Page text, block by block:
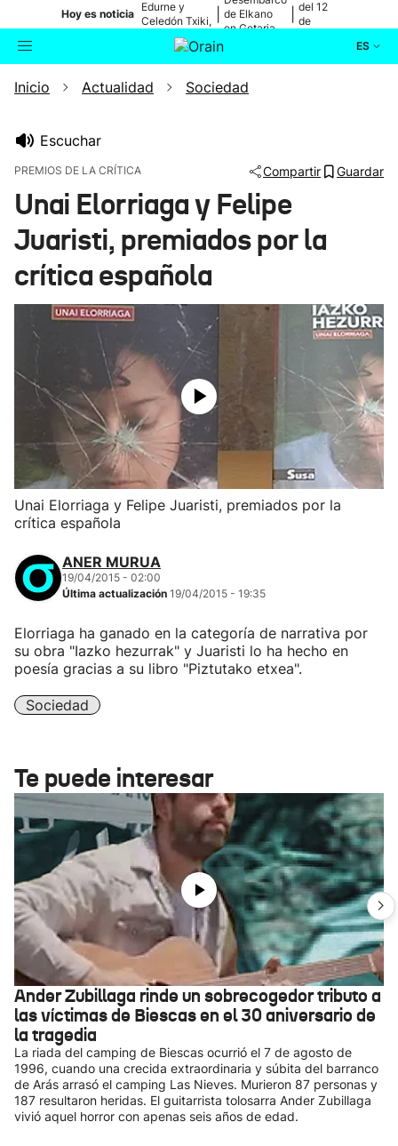
Hoy es noticia
Edurne y
Celedón Txiki,
en directo
de Elkano
en Getaria
del 12
de
ES
Buscador Actualidad
Ikusmiran
Eguraldia
Inicio Actualidad Sociedad
Escuchar
PREMIOS DE LA CRÍTICA Compartir Guardar
Unai Elorriaga y Felipe
Juaristi, premiados por la
crítica española
Unai Elorriaga y Felipe Juaristi, premiados por la
crítica española
ANER MURUA
19/04/2015 - 02:00
Última actualización 19/04/2015 - 19:35
Elorriaga ha ganado en la categoría de narrativa por
su obra "Iazko hezurrak" y Juaristi lo ha hecho en
poesía gracias a su libro "Piztutako etxea".
Sociedad
Te puede interesar
Ander Zubillaga rinde un sobrecogedor tributo a
las víctimas de Biescas en el 30 aniversario de
la tragedia
La riada del camping de Biescas ocurrió el 7 de agosto de
1996, cuando una crecida extraordinaria y súbita del barranco
de Arás arrasó el camping Las Nieves. Murieron 87 personas y
187 resultaron heridas. El guitarrista tolosarra Ander Zubillaga
vivió aquel horror con apenas seis años de edad.